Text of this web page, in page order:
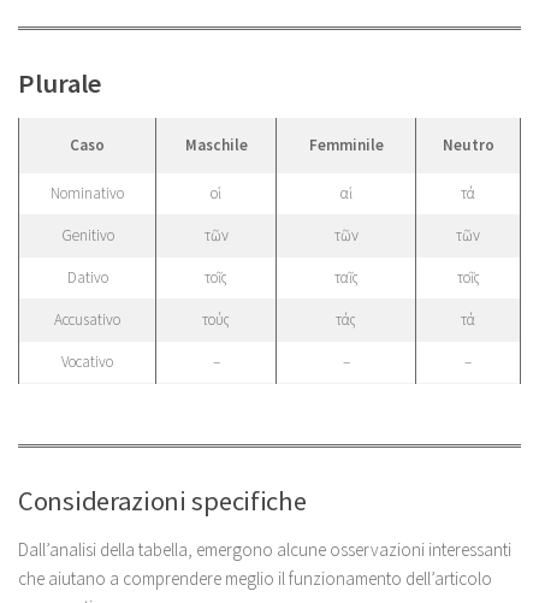
Plurale
Caso Maschile Femminile Neutro
Nominativo οἱ αἱ τά
Genitivo τῶν τῶν τῶν
Dativo τοῖς ταῖς τοῖς
Accusativo τούς τάς τά
Vocativo – – –
Considerazioni specifiche
Dall’analisi della tabella, emergono alcune osservazioni interessanti
che aiutano a comprendere meglio il funzionamento dell’articolo